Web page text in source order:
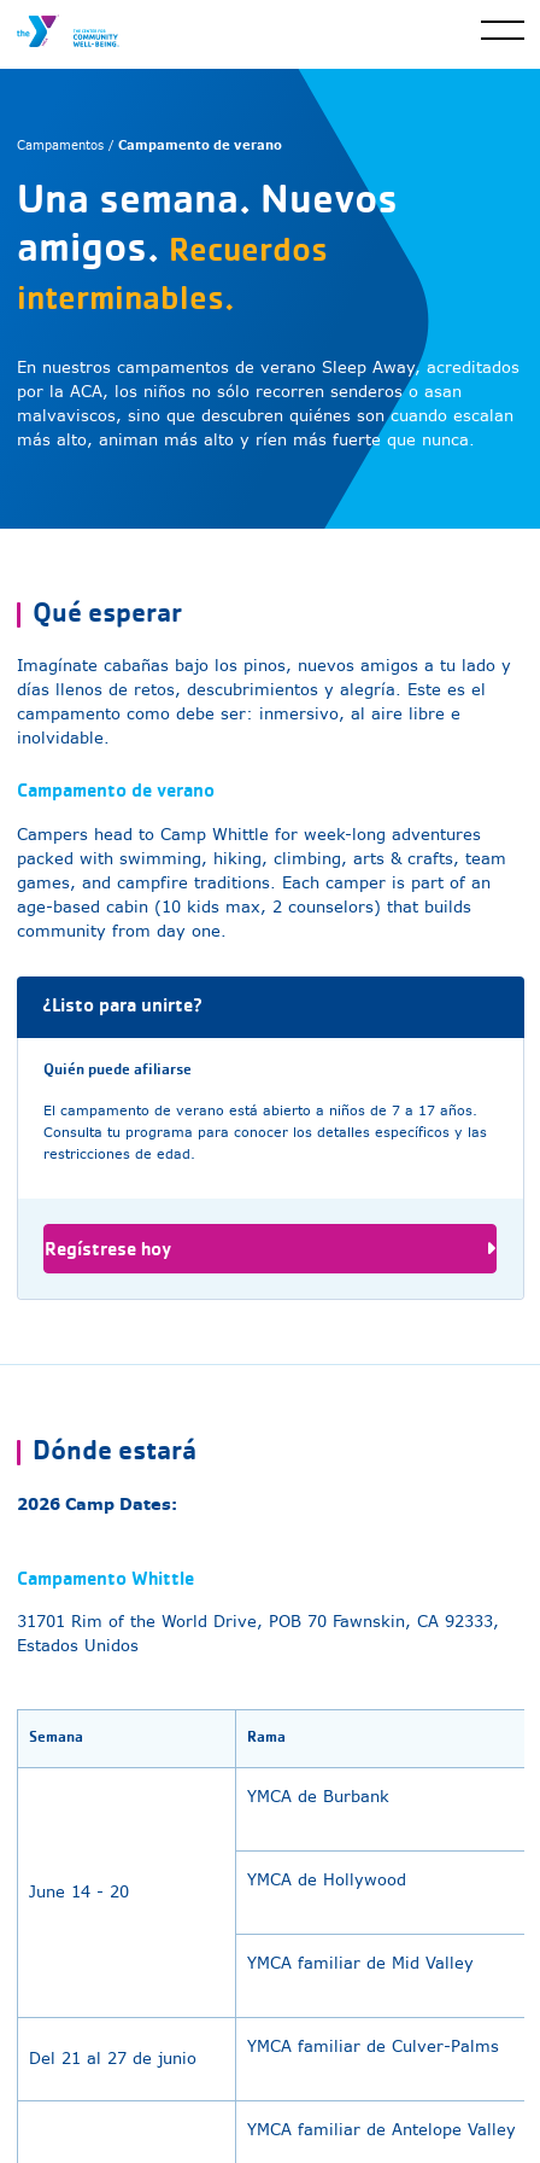
Campamentos / Campamento de verano
Una semana. Nuevos
amigos. Recuerdos
interminables.
En nuestros campamentos de verano Sleep Away, acreditados
por la ACA, los niños no sólo recorren senderos o asan
malvaviscos, sino que descubren quiénes son cuando escalan
más alto, animan más alto y ríen más fuerte que nunca.
Qué esperar
Imagínate cabañas bajo los pinos, nuevos amigos a tu lado y
días llenos de retos, descubrimientos y alegría. Este es el
campamento como debe ser: inmersivo, al aire libre e
inolvidable.
Campamento de verano
Campers head to Camp Whittle for week-long adventures
packed with swimming, hiking, climbing, arts & crafts, team
games, and campfire traditions. Each camper is part of an
age-based cabin (10 kids max, 2 counselors) that builds
community from day one.
¿Listo para unirte?
Quién puede afiliarse
El campamento de verano está abierto a niños de 7 a 17 años.
Consulta tu programa para conocer los detalles específicos y las
restricciones de edad.
Regístrese hoy
Dónde estará
2026 Camp Dates:
Campamento Whittle
31701 Rim of the World Drive, POB 70 Fawnskin, CA 92333,
Estados Unidos
Semana Rama
June 14 - 20
YMCA de Burbank
YMCA de Hollywood
YMCA familiar de Mid Valley
Del 21 al 27 de junio
YMCA familiar de Culver-Palms
YMCA familiar de Antelope Valley